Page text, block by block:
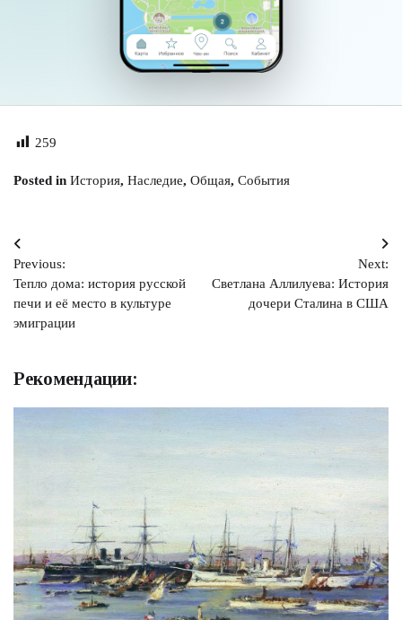
259
Posted in История, Наследие, Общая, События
Навигация
по
записям
Previous:
Тепло дома: история русской
печи и её место в культуре
эмиграции
Next:
Светлана Аллилуева: История
дочери Сталина в США
Рекомендации: